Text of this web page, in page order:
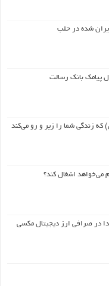
شده در حلب
پیامک بانک رسالت
زندگی شما را زیر و رو می‌کند
اشغال کند؟
در صرافی ارز دیجیتال مکسی